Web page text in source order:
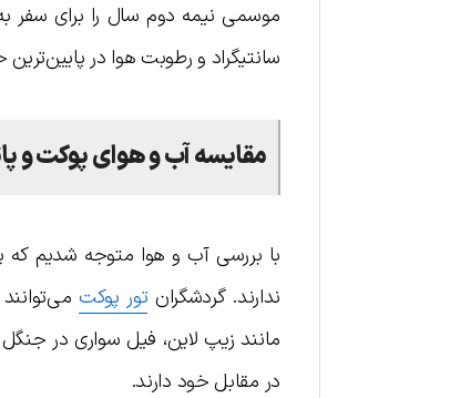
سانتیگراد و رطوبت هوا در پایین‌ترین
مقایسه آب و هوای پوکت و
با بررسی آب و هوا متوجه شدیم که
ندارند. گردشگران تور پوکت
مانند زیپ لاین، فیل سواری در جنگل
در مقابل خود دارند.